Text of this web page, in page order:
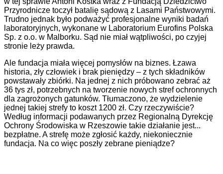
Przyrodnicze toczył batalię sądową z Lasami Państwowymi.
Trudno jednak było podważyć profesjonalne wyniki badań
laboratoryjnych, wykonane w Laboratorium Eurofins Polska
Sp. z o.o. w Malborku. Sąd nie miał wątpliwości, po czyjej
stronie leży prawda.
Ale fundacja miała więcej pomysłów na biznes. Łzawa
historia, zły człowiek i brak pieniędzy – z tych składników
powstawały zbiórki. Na jednej z nich próbowano zebrać aż
36 tys zł, potrzebnych na tworzenie nowych stref ochronnych
dla zagrożonych gatunków. Tłumaczono, że wydzielenie
jednej takiej strefy to koszt 1200 zł. Czy rzeczywiście?
Według informacji podawanych przez Regionalną Dyrekcję
Ochrony Środowiska w Rzeszowie takie działanie jest...
bezpłatne. A strefę może zgłosić każdy, niekoniecznie
fundacja. Na co więc poszły zebrane pieniądze?